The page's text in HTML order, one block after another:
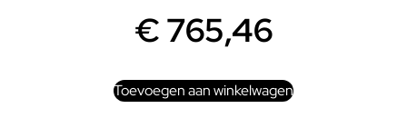
€765,46
Toevoegen aan winkelwagen